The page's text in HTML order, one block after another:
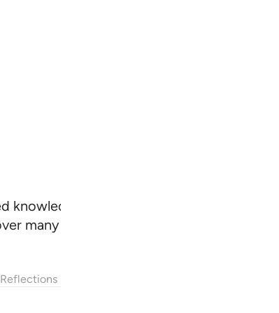
knowledge to David and Solomon. And
many of His faithful servants.”
Reflections